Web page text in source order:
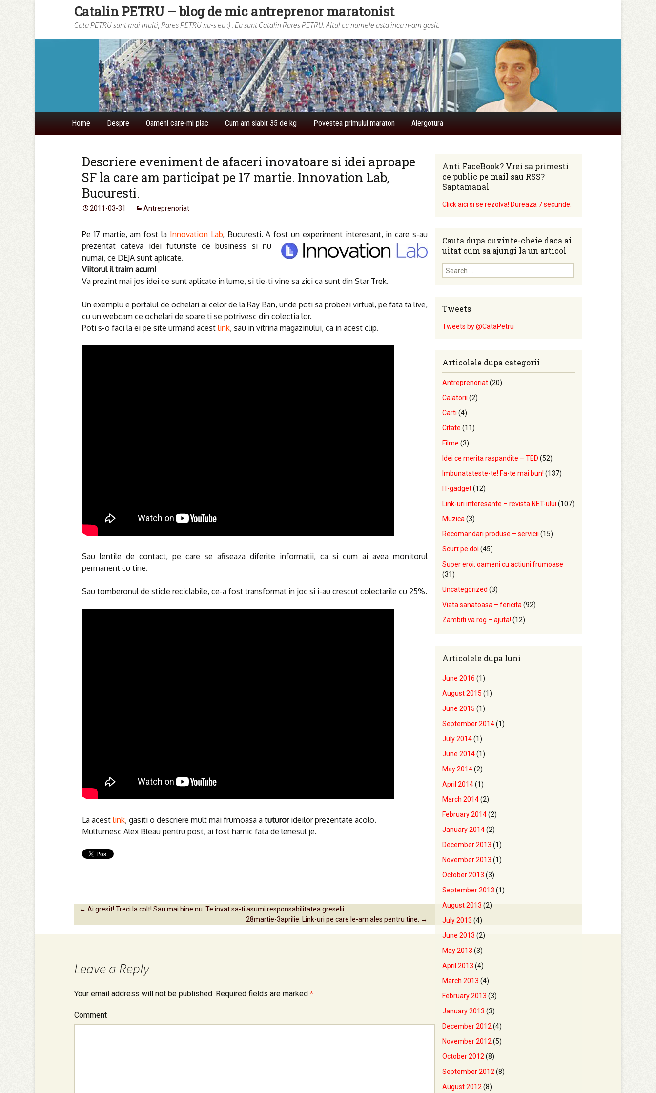
Catalin PETRU – blog de mic antreprenor maratonist
Cata PETRU sunt mai multi, Rares PETRU nu-s eu :) . Eu sunt Catalin Rares PETRU. Altul cu numele asta inca n-am gasit.
Skip to content
Home Despre Oameni care-mi plac Cum am slabit 35 de kg Povestea primului maraton Alergotura
Descriere eveniment de afaceri inovatoare si idei aproape
SF la care am participat pe 17 martie. Innovation Lab,
Bucuresti.
2011-03-31 Antreprenoriat
Pe 17 martie, am fost la Innovation Lab, Bucuresti. A fost un experiment interesant, in care s-au
prezentat cateva idei futuriste de business si nu
numai, ce DEJA sunt aplicate.
Viitorul il traim acum!
Va prezint mai jos idei ce sunt aplicate in lume, si tie-ti vine sa zici ca sunt din Star Trek.
Un exemplu e portalul de ochelari ai celor de la Ray Ban, unde poti sa probezi virtual, pe fata ta live,
cu un webcam ce ochelari de soare ti se potrivesc din colectia lor.
Poti s-o faci la ei pe site urmand acest link, sau in vitrina magazinului, ca in acest clip.
Sau lentile de contact, pe care se afiseaza diferite informatii, ca si cum ai avea monitorul
permanent cu tine.
Sau tomberonul de sticle reciclabile, ce-a fost transformat in joc si i-au crescut colectarile cu 25%.
La acest link, gasiti o descriere mult mai frumoasa a tuturor ideilor prezentate acolo.
Multumesc Alex Bleau pentru post, ai fost harnic fata de lenesul je.
Post navigation
← Ai gresit! Treci la colt! Sau mai bine nu. Te invat sa-ti asumi responsabilitatea greselii.
28martie-3aprilie. Link-uri pe care le-am ales pentru tine. →
Leave a Reply
Your email address will not be published. Required fields are marked *
Comment
Anti FaceBook? Vrei sa primesti
ce public pe mail sau RSS?
Saptamanal
Click aici si se rezolva! Dureaza 7 secunde.
Cauta dupa cuvinte-cheie daca ai
uitat cum sa ajungi la un articol
Search for:
Tweets
Tweets by @CataPetru
Articolele dupa categorii
Antreprenoriat(20)
Calatorii (2)
Carti (4)
Citate (11)
Filme (3)
Idei ce merita raspandite – TED (52)
Imbunatateste-te! Fa-te mai bun! (137)
IT-gadget(12)
Link-uri interesante – revista NET-ului (107)
Muzica (3)
Recomandari produse – servicii (15)
Scurt pe doi (45)
Super eroi: oameni cu actiuni frumoase
(31)
Uncategorized (3)
Viata sanatoasa – fericita (92)
Zambiti va rog – ajuta! (12)
Articolele dupa luni
June 2016 (1)
August 2015 (1)
June 2015 (1)
September 2014(1)
July 2014(1)
June 2014(1)
May 2014(2)
April 2014(1)
March 2014(2)
February 2014(2)
January 2014(2)
December 2013 (1)
November 2013 (1)
October 2013 (3)
September 2013 (1)
August 2013 (2)
July 2013 (4)
June 2013 (2)
May 2013 (3)
April 2013 (4)
March 2013 (4)
February 2013 (3)
January 2013 (3)
December 2012 (4)
November 2012 (5)
October 2012 (8)
September 2012 (8)
August 2012 (8)